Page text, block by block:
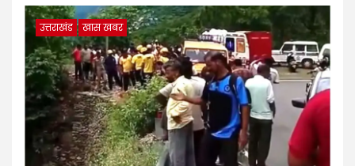
उत्तराखंड खास खबर